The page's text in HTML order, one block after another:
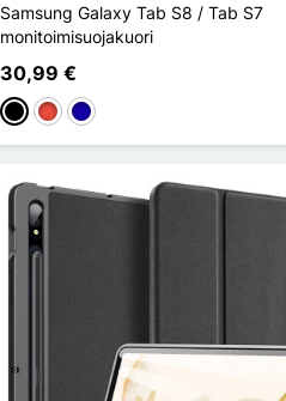
Samsung Galaxy Tab S8 / Tab S7
monitoimisuojakuori
30,99 €
MustaPunainenBleu Foncé